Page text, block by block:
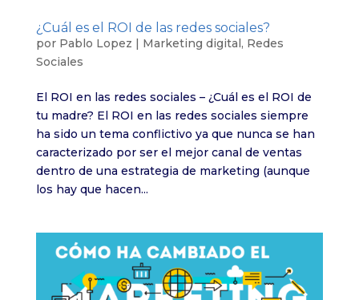
¿Cuál es el ROI de las redes sociales?
por Pablo Lopez | Marketing digital, Redes
Sociales
El ROI en las redes sociales – ¿Cuál es el ROI de
tu madre? El ROI en las redes sociales siempre
ha sido un tema conflictivo ya que nunca se han
caracterizado por ser el mejor canal de ventas
dentro de una estrategia de marketing (aunque
los hay que hacen...